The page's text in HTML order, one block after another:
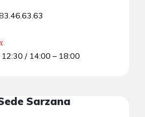
3.46.63.63
:
/ 14:00 – 18:00
Sarzana